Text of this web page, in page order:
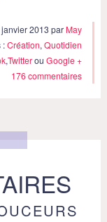
2013 par May
:Création,Quotidien
,TwitterouGoogle +
176 commentaires